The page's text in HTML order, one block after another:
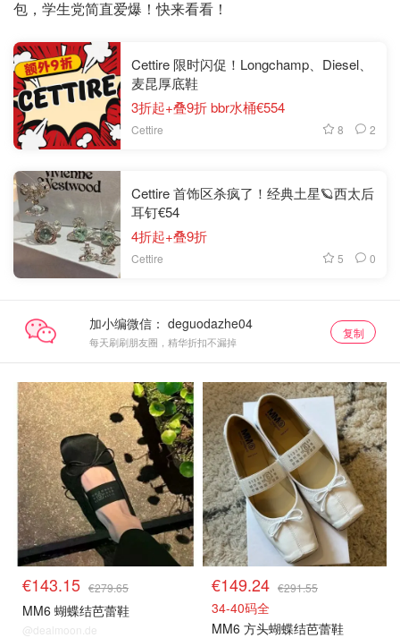
包，学生党简直爱爆！快来看看！
Cettire 限时闪促！Longchamp、Diesel、
麦昆厚底鞋
3折起+叠9折 bbr水桶€554
Cettire 8 2
Cettire 首饰区杀疯了！经典土星🪐西太后
耳钉€54
4折起+叠9折
Cettire 5 0
加小编微信：
每天刷刷朋友圈，精华折扣不漏掉
复制
€143.15 €279.65
MM6 蝴蝶结芭蕾鞋
@dealmoon.de
€149.24 €291.55
34-40码全
MM6 方头蝴蝶结芭蕾鞋